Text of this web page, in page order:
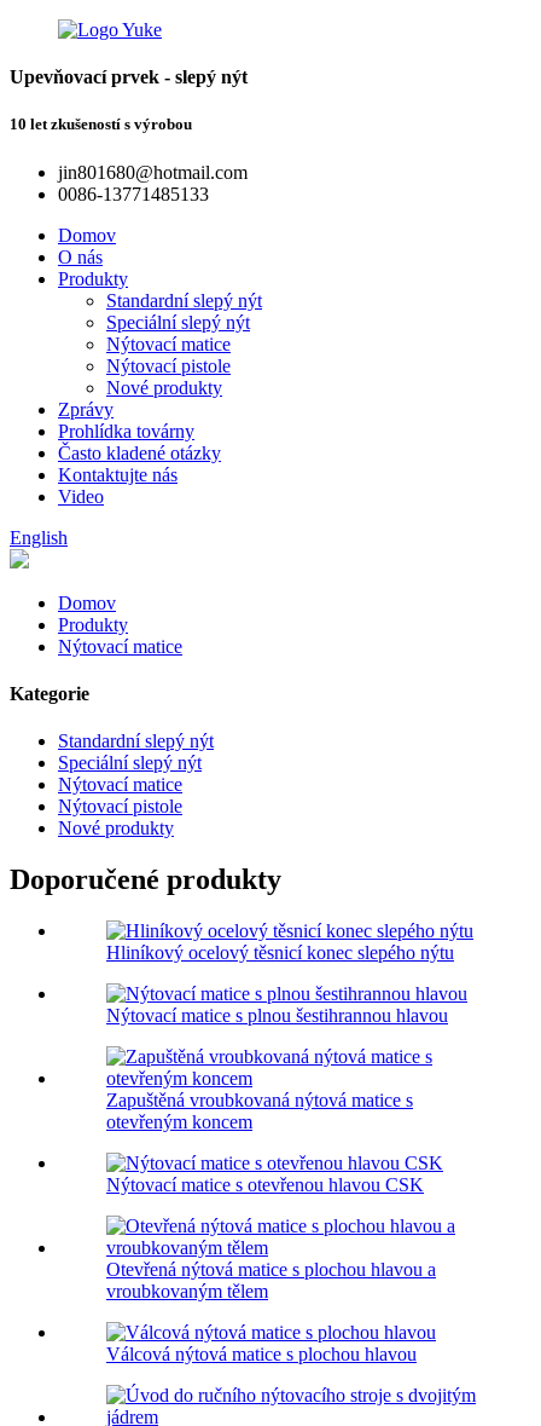
Upevňovací prvek - slepý nýt
10 let zkušeností s výrobou
jin801680@hotmail.com
0086-13771485133
Domov
O nás
Produkty
Standardní slepý nýt
Speciální slepý nýt
Nýtovací matice
Nýtovací pistole
Nové produkty
Zprávy
Prohlídka továrny
Často kladené otázky
Kontaktujte nás
Video
English
Domov
Produkty
Nýtovací matice
Kategorie
Standardní slepý nýt
Speciální slepý nýt
Nýtovací matice
Nýtovací pistole
Nové produkty
Doporučené produkty
Hliníkový ocelový těsnicí konec slepého nýtu
Nýtovací matice s plnou šestihrannou hlavou
Zapuštěná vroubkovaná nýtová matice s
otevřeným koncem
Nýtovací matice s otevřenou hlavou CSK
Otevřená nýtová matice s plochou hlavou a
vroubkovaným tělem
Válcová nýtová matice s plochou hlavou